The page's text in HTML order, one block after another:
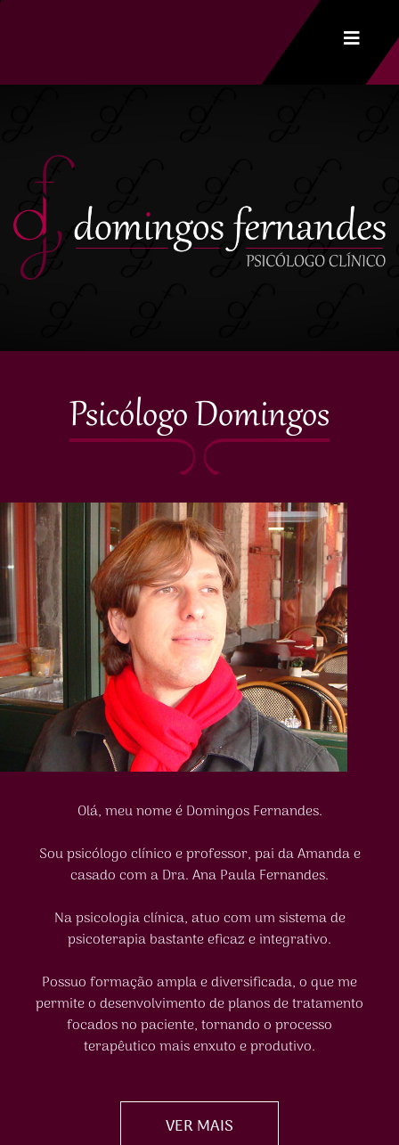
Psicólogo Domingos
Olá, meu nome é Domingos Fernandes.
Sou psicólogo clínico e professor, pai da Amanda e
casado com a Dra. Ana Paula Fernandes.
Na psicologia clínica, atuo com um sistema de
psicoterapia bastante eficaz e integrativo.
Possuo formação ampla e diversificada, o que me
permite o desenvolvimento de planos de tratamento
focados no paciente, tornando o processo
terapêutico mais enxuto e produtivo.
VER MAIS